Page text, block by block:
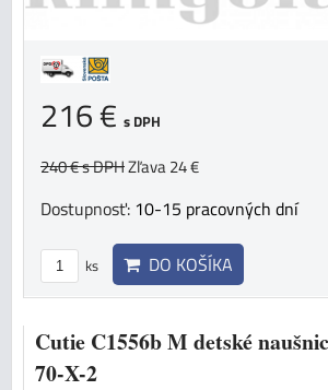
216 € s DPH
240 €s DPHZľava 24 €
Dostupnosť: 10-15 pracovných dní
ks DO KOŠÍKA
Cutie C1556b M detské
70-X-2